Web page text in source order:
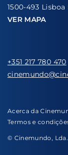
Acerca da
Termos e
© Cinemundo,
1500-493
VER MAPA
+351 217 780 470